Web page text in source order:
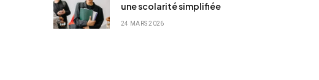
une scolarité simplifiée
24 MARS 2026